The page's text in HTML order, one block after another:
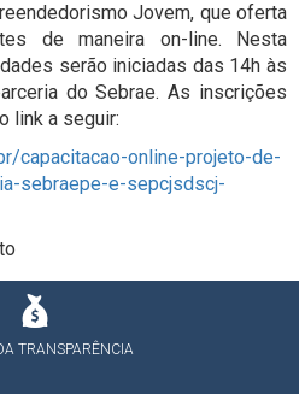
Jovem, que oferta
de maneira on-line. Nesta
serão iniciadas das 14h às
do Sebrae. As inscrições
link a seguir:
capacitacao-online-projeto-de-
sebraepe-e-sepcjsdscj-
TRANSPARÊNCIA